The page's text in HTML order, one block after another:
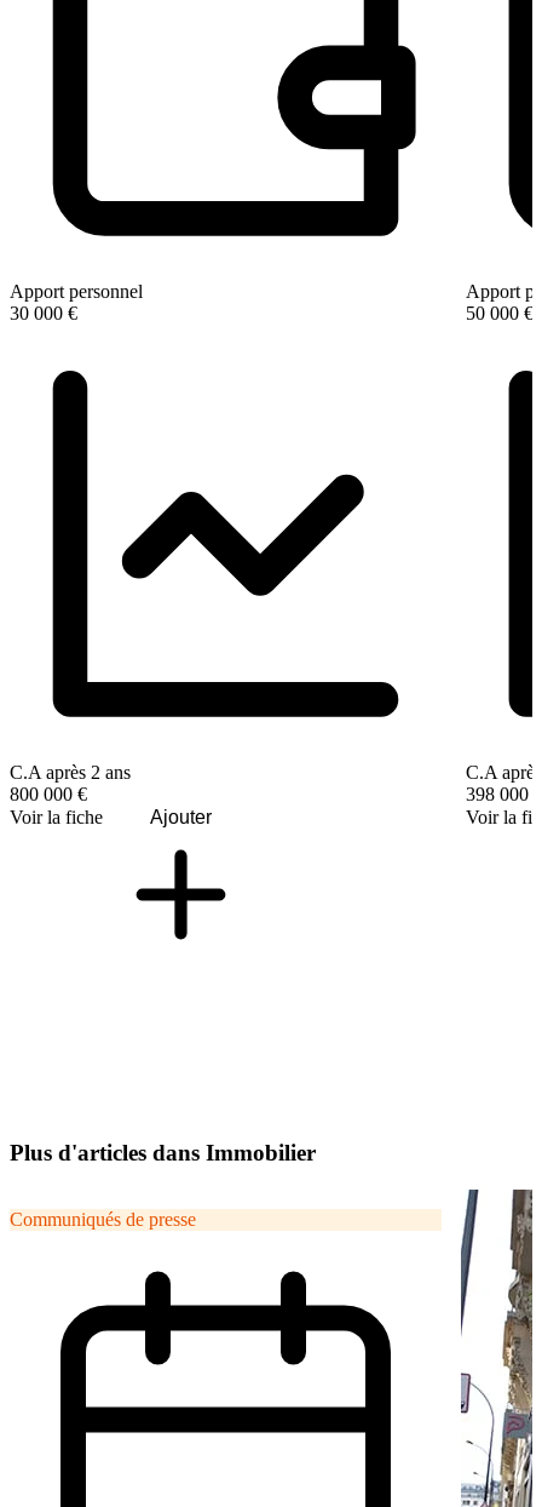
Apport personnel
30 000 €
C.A après 2 ans
800 000 €
Voir la fiche
Ajouter
Apport
50 000 €
C.A
398 000 €
Voir la
Plus d'articles dans Immobilier
Communiqués de presse